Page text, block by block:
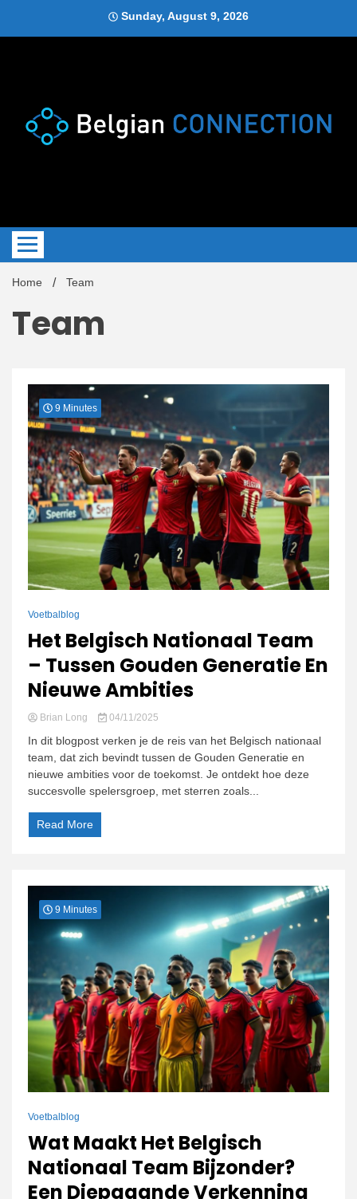
content
Sunday, August 9, 2026
Home Team
Team
9 Minutes
Voetbalblog
Het Belgisch Nationaal Team
– Tussen Gouden Generatie En
Nieuwe Ambities
Brian Long 04/11/2025
In dit blogpost verken je de reis van het Belgisch nationaal
team, dat zich bevindt tussen de Gouden Generatie en
nieuwe ambities voor de toekomst. Je ontdekt hoe deze
succesvolle spelersgroep, met sterren zoals...
Read More
9 Minutes
Voetbalblog
Wat Maakt Het Belgisch
Nationaal Team Bijzonder?
Een Diepgaande Verkenning